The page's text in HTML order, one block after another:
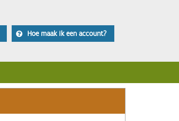
Hoe maak ik een account?